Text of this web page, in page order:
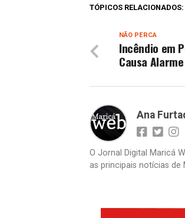
TÓPICOS RELACIONADOS:
NÃO PERCA
Incêndio em
Causa Alarme
Ana
O Jornal Digital Maricá
as principais notícias de